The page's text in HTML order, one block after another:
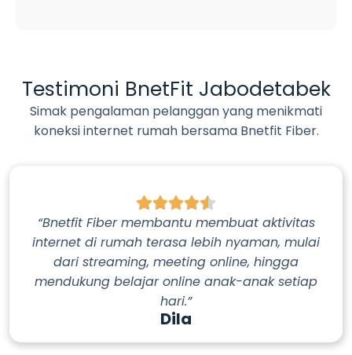
Testimoni BnetFit Jabodetabek
Simak pengalaman pelanggan yang menikmati
koneksi internet rumah bersama Bnetfit Fiber.
“Bnetfit Fiber membantu membuat aktivitas
internet di rumah terasa lebih nyaman, mulai
dari streaming, meeting online, hingga
mendukung belajar online anak-anak setiap
hari.”
Dila